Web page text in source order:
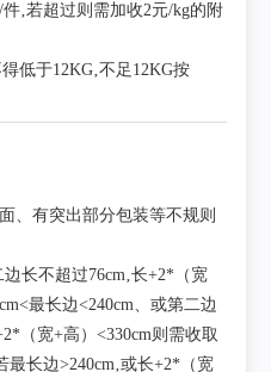
‚若超过则需加收2元/kg的附
低于12KG‚不足12KG按
、有突出部分包装等不规则
长不超过76cm‚长+2*（宽
最长边<240cm、或第二边
（宽+高）<330cm则需收取
最长边>240cm‚或长+2*（宽